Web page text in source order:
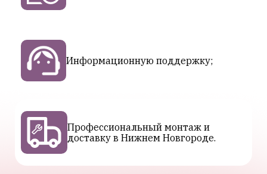
Информационную поддержку;
Профессиональный монтаж и
доставку в Нижнем Новгороде.